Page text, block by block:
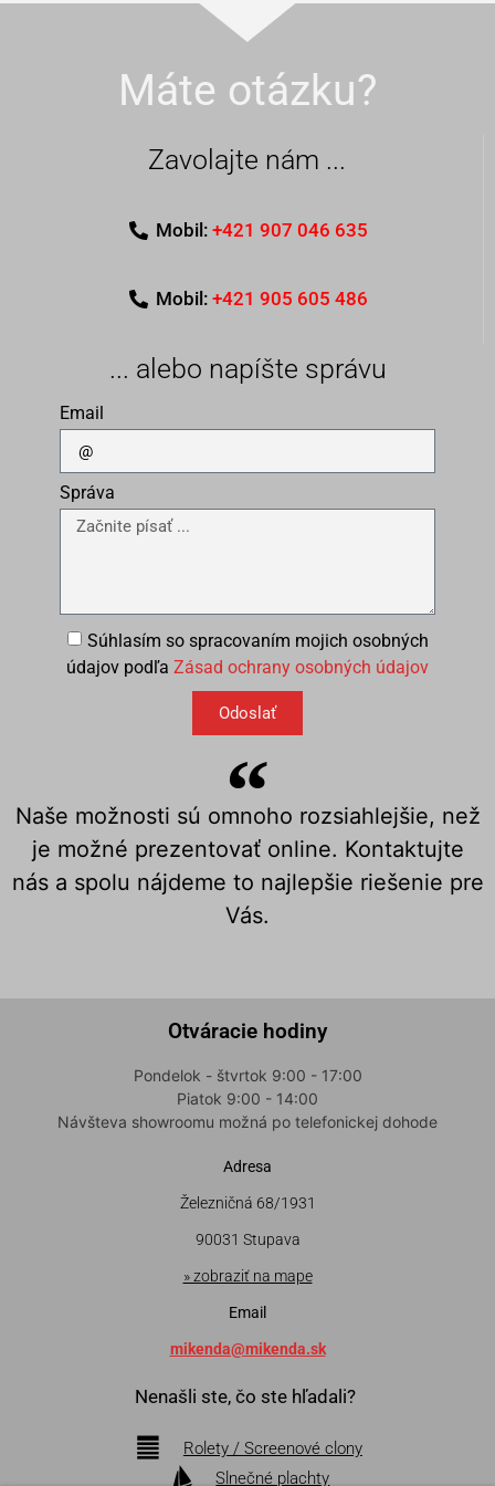
Máte otázku?
Zavolajte nám ...
Mobil: +421 907 046 635
Mobil: +421 905 605 486
... alebo napíšte správu
Email
Správa
Súhlasím so spracovaním mojich osobných
údajov podľa Zásad ochrany osobných údajov
Odoslať
Naše možnosti sú omnoho rozsiahlejšie, než
je možné prezentovať online. Kontaktujte
nás a spolu nájdeme to najlepšie riešenie pre
Vás.
Otváracie hodiny
Pondelok - štvrtok 9:00 - 17:00
Piatok 9:00 - 14:00
Návšteva showroomu možná po telefonickej dohode
Adresa
Železničná 68/1931
90031 Stupava
» zobraziť na mape
Email
mikenda@mikenda.sk
Nenašli ste, čo ste hľadali?
Rolety / Screenové clony
Slnečné plachty